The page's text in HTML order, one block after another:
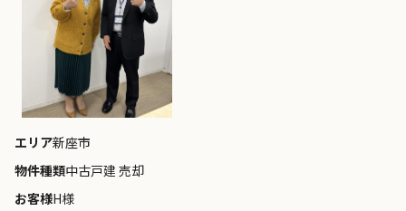
エリア新座市
物件種類中古戸建 売却
お客様H様